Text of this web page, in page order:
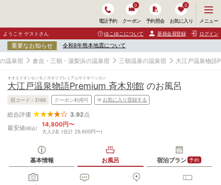
電話予約 クーポン
0
予約照会 お気に入り
0
ニ
ュ
ー
開
く
メニュー
ようこそ ゲストさん ゆこゆこについて 新規会員登録 ログイン
重要なお知らせ 令和8年熊本地震について
温泉宿 倉吉・三朝・湯梨浜の温泉宿 三朝温泉の温泉宿 大江戸温泉物語
オオエドオンセンモノガタリプレミアムサイキベッカン
大江戸温泉物語Premium 斉木別館 のお風呂
宿コード : 3166 クーポン利用可 お気に入り登録する
総合評価 3.92 点
最安値(税込)
14,800円〜
大人2名 (合計 29,600円〜)
基本情報 お風呂 宿泊プラン 予約